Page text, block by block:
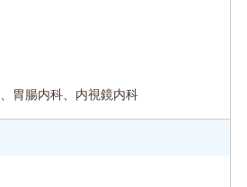
胃腸内科、内視鏡内科